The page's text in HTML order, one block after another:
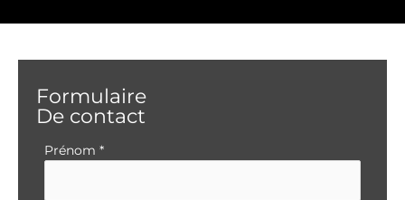
Formulaire
De contact
Formulaire
Prénom *